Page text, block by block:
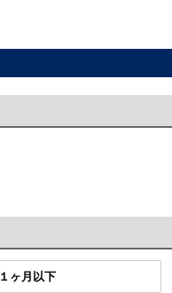
１ヶ月以下